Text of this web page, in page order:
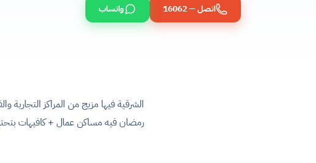
اتصل — 16062 واتساب
الشرقية فيها مزيج من المراكز
رمضان فيه مساكن عمال + كافيهات